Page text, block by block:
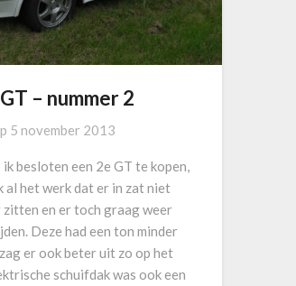
– nummer 2
5 november 2013
besloten een 2e GT te kopen,
al het werk dat er in zat niet
zitten en er toch graag weer
Deze had een ton minder
er ook beter uit zo op het
schuifdak was ook een